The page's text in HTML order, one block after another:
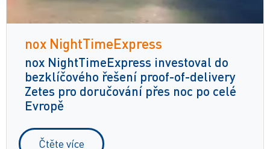
nox NightTimeExpress
nox NightTimeExpress investoval do
bezklíčového řešení proof-of-delivery
Zetes pro doručování přes noc po celé
Evropě
Čtěte více